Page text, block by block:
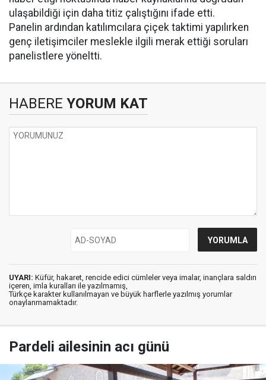
ulaşabildiği için daha titiz çalıştığını ifade etti.
Panelin ardından katılımcılara çiçek taktimi yapılırken
genç iletişimciler meslekle ilgili merak ettiği soruları
panelistlere yöneltti.
HABERE YORUM KAT
UYARI: Küfür, hakaret, rencide edici cümleler veya imalar, inançlara saldırı
içeren, imla kuralları ile yazılmamış,
Türkçe karakter kullanılmayan ve büyük harflerle yazılmış yorumlar
onaylanmamaktadır.
Pardeli ailesinin acı günü